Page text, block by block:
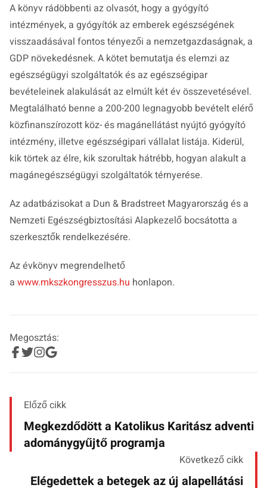
A könyv rádöbbenti az olvasót, hogy a gyógyító
intézmények, a gyógyítók az emberek egészségének
visszaadásával fontos tényezői a nemzetgazdaságnak, a
GDP növekedésnek. A kötet bemutatja és elemzi az
egészségügyi szolgáltatók és az egészségipar
bevételeinek alakulását az elmúlt két év összevetésével.
Megtalálható benne a 200-200 legnagyobb bevételt elérő
közfinanszírozott köz- és magánellátást nyújtó gyógyító
intézmény, illetve egészségipari vállalat listája. Kiderül,
kik törtek az élre, kik szorultak hátrébb, hogyan alakult a
magánegészségügyi szolgáltatók térnyerése.
Az adatbázisokat a Dun & Bradstreet Magyarország és a
Nemzeti Egészségbiztosítási Alapkezelő bocsátotta a
szerkesztők rendelkezésére.
Az évkönyv megrendelhető
a www.mkszkongresszus.hu honlapon.
Megosztás:
Előző cikk
Megkezdődött a Katolikus Karitász adventi
adománygyűjtő programja
Következő cikk
Elégedettek a betegek az új alapellátási